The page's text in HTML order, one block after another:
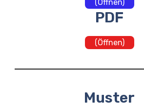
(Öffnen)
PDF
(Öffnen)
Muster